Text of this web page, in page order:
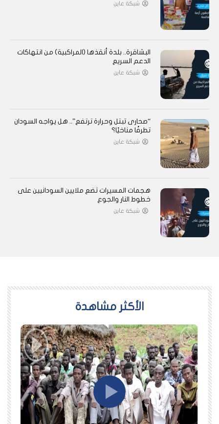
شبكة عاين
البشاقرة.. بلدة أنقذها (المراكبية) من انتهاكات
الدعم السريع
شبكة عاين
“صحارى تبتل وحرارة ترتفع”.. هل يواجه السودان
تطرفًا مناخيًا؟
شبكة عاين
هجمات المسيرات تضع ملايين السودانيين على
خطوط النار والجوع
شبكة عاين
اﻷكثر مشاهدة